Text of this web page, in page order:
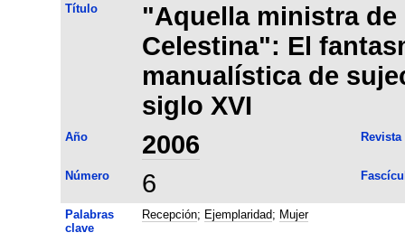
Título
"Aquella ministra de
Celestina": El
manualística de
siglo XVI
Año 2006 Revista
Número 6
Palabras
clave
Recepción; Ejemplaridad; Mujer